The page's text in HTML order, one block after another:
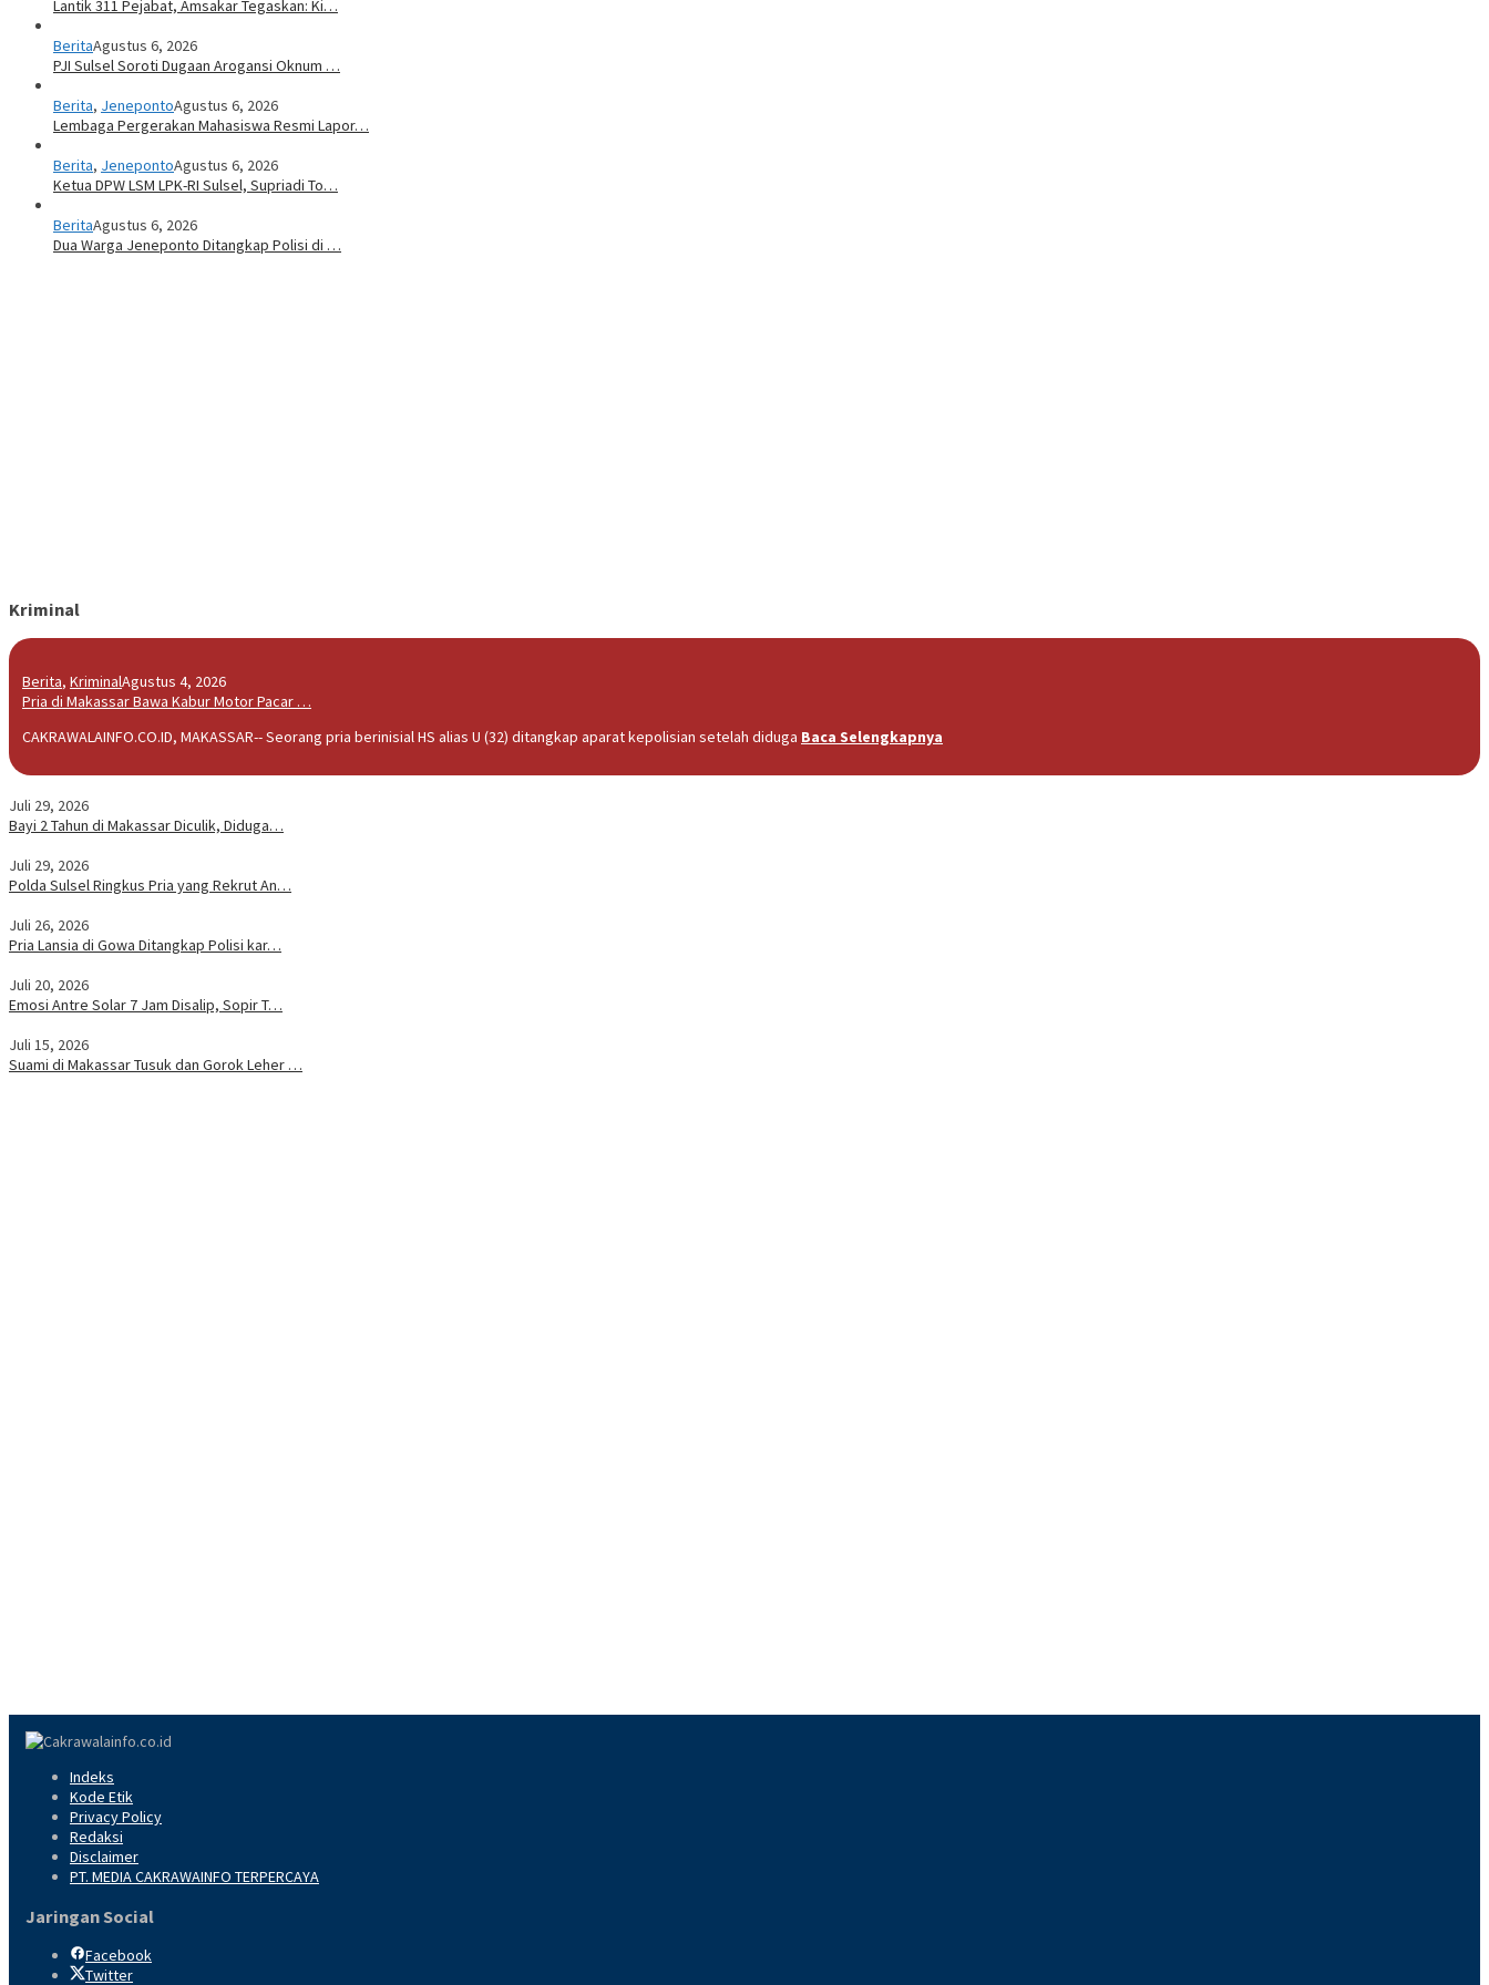
Lantik 311 Pejabat, Amsakar Tegaskan: Ki…
BeritaAgustus 6, 2026
PJI Sulsel Soroti Dugaan Arogansi Oknum …
Berita, JenepontoAgustus 6, 2026
Lembaga Pergerakan Mahasiswa Resmi Lapor…
Berita, JenepontoAgustus 6, 2026
Ketua DPW LSM LPK-RI Sulsel, Supriadi To…
BeritaAgustus 6, 2026
Dua Warga Jeneponto Ditangkap Polisi di …
Kriminal
Berita, KriminalAgustus 4, 2026
Pria di Makassar Bawa Kabur Motor Pacar …
CAKRAWALAINFO.CO.ID, MAKASSAR-- Seorang pria berinisial HS alias U (32) ditangkap aparat kepolisian setelah diduga Baca Selengkapnya
Juli 29, 2026
Bayi 2 Tahun di Makassar Diculik, Diduga…
Juli 29, 2026
Polda Sulsel Ringkus Pria yang Rekrut An…
Juli 26, 2026
Pria Lansia di Gowa Ditangkap Polisi kar…
Juli 20, 2026
Emosi Antre Solar 7 Jam Disalip, Sopir T…
Juli 15, 2026
Suami di Makassar Tusuk dan Gorok Leher …
Indeks
Kode Etik
Privacy Policy
Redaksi
Disclaimer
PT. MEDIA CAKRAWAINFO TERPERCAYA
Jaringan Social
Facebook
Twitter